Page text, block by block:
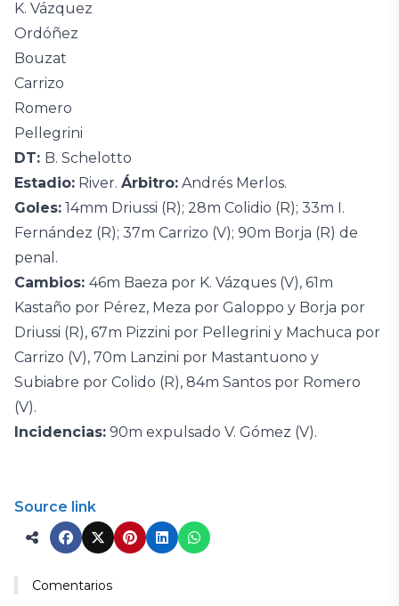
K. Vázquez
Ordóñez
Bouzat
Carrizo
Romero
Pellegrini
DT: B. Schelotto
Estadio: River. Árbitro: Andrés Merlos.
Goles: 14mm Driussi (R); 28m Colidio (R); 33m I.
Fernández (R); 37m Carrizo (V); 90m Borja (R) de
penal.
Cambios: 46m Baeza por K. Vázques (V), 61m
Kastaño por Pérez, Meza por Galoppo y Borja por
Driussi (R), 67m Pizzini por Pellegrini y Machuca por
Carrizo (V), 70m Lanzini por Mastantuono y
Subiabre por Colido (R), 84m Santos por Romero
(V).
Incidencias: 90m expulsado V. Gómez (V).
Source link
Comentarios